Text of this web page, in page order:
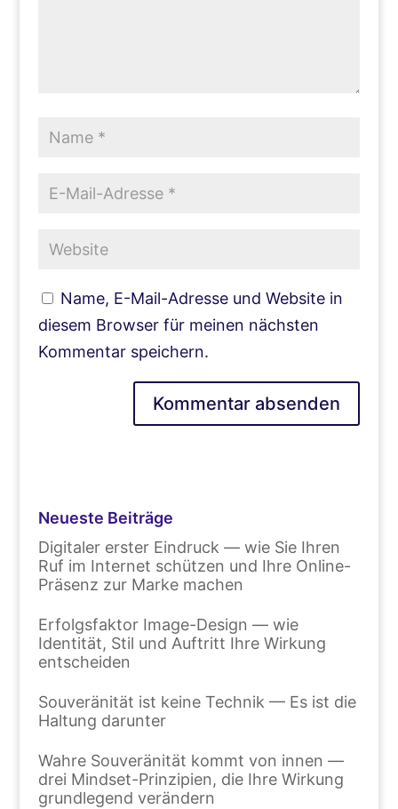
Name, E-Mail-Adresse und Website in
diesem Browser für meinen nächsten
Kommentar speichern.
Neueste Beiträge
Digitaler erster Eindruck — wie Sie Ihren
Ruf im Internet schützen und Ihre Online-
Präsenz zur Marke machen
Erfolgsfaktor Image-Design — wie
Identität, Stil und Auftritt Ihre Wirkung
entscheiden
Souveränität ist keine Technik — Es ist die
Haltung darunter
Wahre Souveränität kommt von innen —
drei Mindset-Prinzipien, die Ihre Wirkung
grundlegend verändern